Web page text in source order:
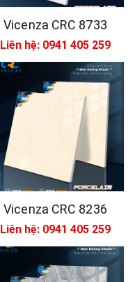
Vicenza CRC 8733
Liên hệ: 0941 405 259
Vicenza CRC 8236
Liên hệ: 0941 405 259